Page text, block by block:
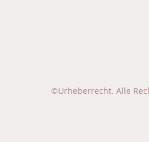
©Urheberrecht. Alle